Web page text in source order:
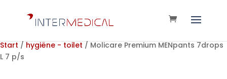
Start / hygiëne - toilet / Molicare Premium MENpants 7drops
L 7 p/s